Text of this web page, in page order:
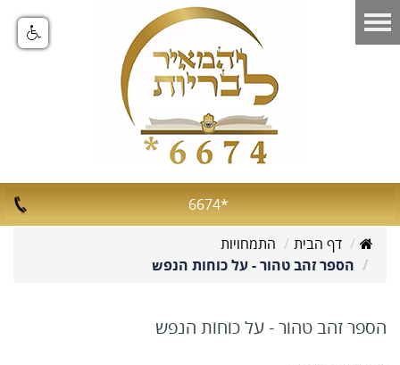
*6674
דף הבית
התמחויות
הספר זהב טהור - על כוחות הנפש
הספר זהב טהור - על כוחות הנפש